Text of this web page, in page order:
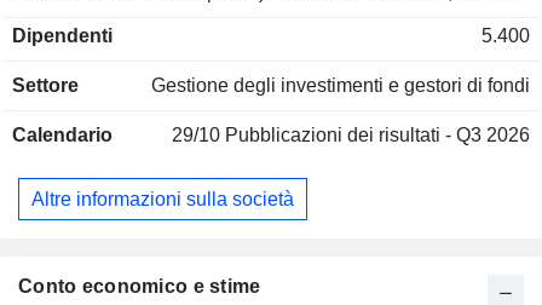
euro, ripartito principalmente tra le seguenti tipologie di
(33,5%), reti di partner e distributori terzi (29,6%) e
Dipendenti 5.400
Settore Gestione degli investimenti e gestori di fondi
Calendario 29/10 Pubblicazioni dei risultati - Q3 2026
Altre informazioni sulla società
Conto economico e stime